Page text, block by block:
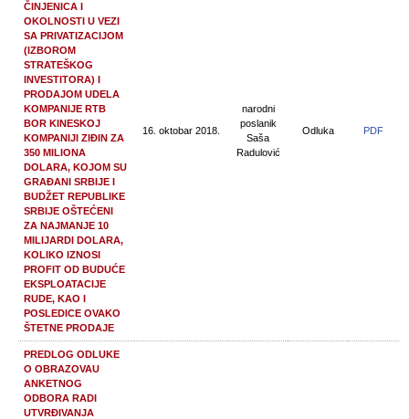
ČINJENICA I
OKOLNOSTI U VEZI
SA PRIVATIZACIJOM
(IZBOROM
STRATEŠKOG
INVESTITORA) I
PRODAJOM UDELA
KOMPANIJE RTB
BOR KINESKOJ
KOMPANIJI ZIĐIN ZA
350 MILIONA
DOLARA, KOJOM SU
GRAĐANI SRBIJE I
BUDŽET REPUBLIKE
SRBIJE OŠTEĆENI
ZA NAJMANJE 10
MILIJARDI DOLARA,
KOLIKO IZNOSI
PROFIT OD BUDUĆE
EKSPLOATACIJE
RUDE, KAO I
POSLEDICE OVAKO
ŠTETNE PRODAJE
16. oktobar 2018.
narodni
poslanik
Saša
Radulović
Odluka PDF
PREDLOG ODLUKE
O OBRAZOVAU
ANKETNOG
ODBORA RADI
UTVRĐIVANJA